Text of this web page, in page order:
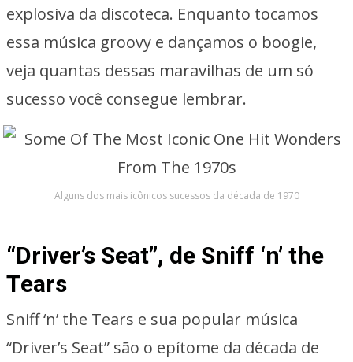
explosiva da discoteca. Enquanto tocamos
essa música groovy e dançamos o boogie,
veja quantas dessas maravilhas de um só
sucesso você consegue lembrar.
Alguns dos mais icônicos sucessos da década de 1970
“Driver’s Seat”, de Sniff ‘n’ the
Tears
Sniff ‘n’ the Tears e sua popular música
“Driver’s Seat” são o epítome da década de